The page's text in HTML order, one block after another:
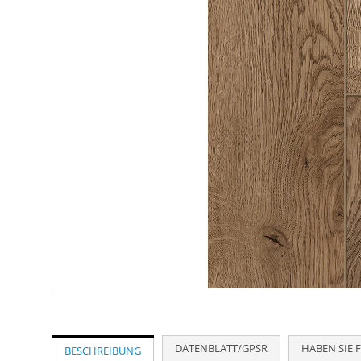
der
Bildergalerie
BESCHREIBUNG DATENBLATT/GPSR HABEN SIE